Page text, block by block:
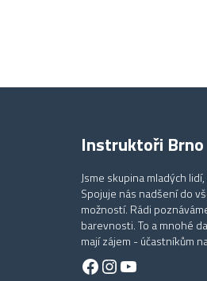
Instruktoři Brno
Jsme skupina mladých
Spojuje nás nadšení do
možností. Rádi
barevnosti. To a mnohé
mají zájem - účastníkům
Facebook
Instagram
YouTube